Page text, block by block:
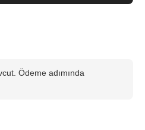
Ödeme adımında